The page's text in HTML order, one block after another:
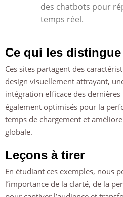
des chatbots pour
temps réel.
Ce qui les
Ces sites partagent des
design visuellement attrayant,
intégration efficace des
également optimisés pour la
temps de chargement et
globale.
Leçons à tirer
En étudiant ces exemples, nous
l’importance de la clarté, de la